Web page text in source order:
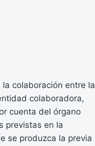
colaboración entre la
colaboradora,
cuenta del órgano
previstas en la
se produzca la previa